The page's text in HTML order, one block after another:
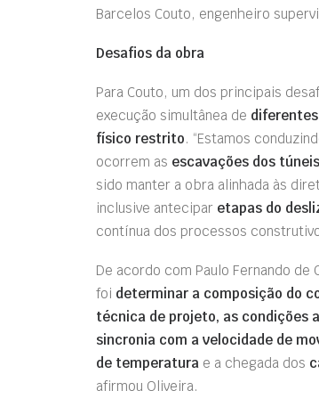
Barcelos Couto, engenheiro
Desafios da obra
Para Couto, um dos principais
execução simultânea de
físico restrito. “Estamos
ocorrem as escavações dos túneis
sido manter a obra alinhada às
inclusive antecipar etapas do
contínua dos processos
De acordo com Paulo Fernando
foi determinar a composição do
técnica de projeto, as condições
sincronia com a velocidade de
de temperatura e a chegada dos
afirmou Oliveira.